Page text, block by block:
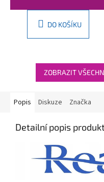
DO KOŠÍKU
ZOBRAZIT
Popis Diskuze Značka
Detailní popis